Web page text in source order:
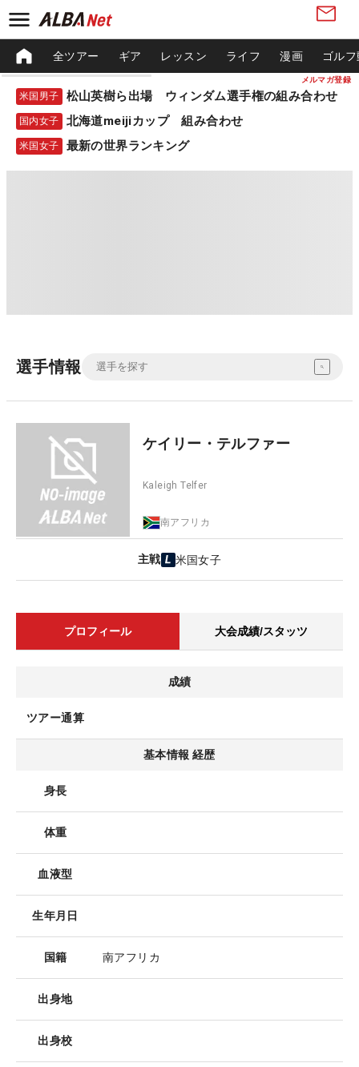
メルマガ登録
全ツアー ギア レッスン ライフ 漫画 ゴル
米国男子 松山英樹ら出場 ウィンダム選手権の組み合わせ
国内女子 北海道meijiカップ 組み合わせ
米国女子 最新の世界ランキング
選手情報
ケイリー・テルファー
Kaleigh Telfer
南アフリカ
主戦 米国女子
プロフィール 大会成績/スタッツ
成績
ツアー通算
基本情報 経歴
身長
体重
血液型
生年月日
国籍 南アフリカ
出身地
出身校